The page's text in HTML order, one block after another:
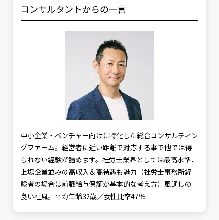
コンサルタントからの一言
中小企業・ベンチャー向けに特化した総合コンサルティン
グファーム。経営者に近い距離で対応する事で他では得
られない経験が詰めます。社労士業界としては最高水準、
上場企業並みの高収入＆高待遇も魅力（社労士事務所経
験者の場合は前職給与保証が基本的な考え方）風通しの
良い社風。平均年齢32歳／女性比率47％